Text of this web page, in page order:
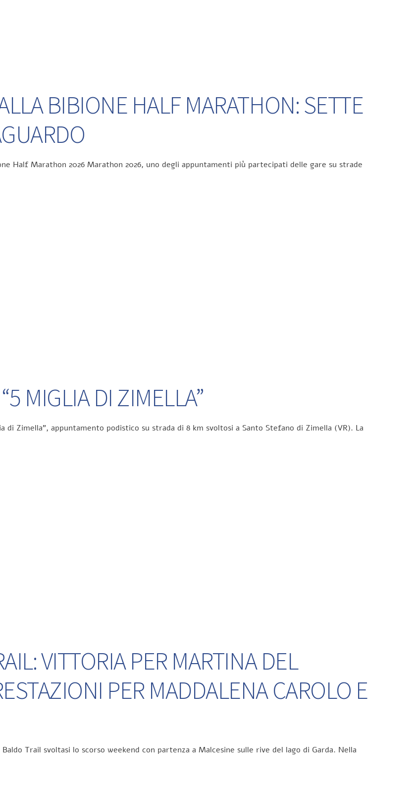
BIBIONE HALF MARATHON: SETTE
Half Marathon 2026 Marathon 2026, uno degli appuntamenti più partecipati delle gare su strade
MIGLIA DI ZIMELLA”
di Zimella”, appuntamento podistico su strada di 8 km svoltosi a Santo Stefano di Zimella (VR). La
VITTORIA PER MARTINA DEL
PER MADDALENA CAROLO E
Trail svoltasi lo scorso weekend con partenza a Malcesine sulle rive del lago di Garda. Nella